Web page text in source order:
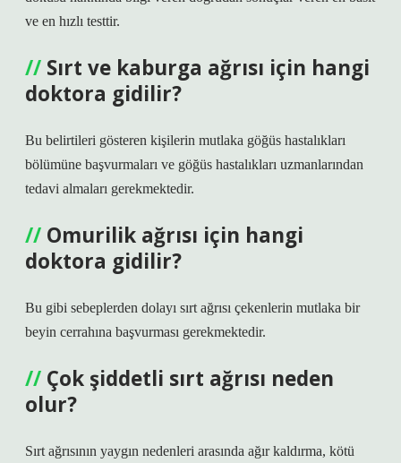
ve en hızlı testtir.
Sırt ve kaburga ağrısı için hangi
doktora gidilir?
Bu belirtileri gösteren kişilerin mutlaka göğüs hastalıkları
bölümüne başvurmaları ve göğüs hastalıkları uzmanlarından
tedavi almaları gerekmektedir.
Omurilik ağrısı için hangi
doktora gidilir?
Bu gibi sebeplerden dolayı sırt ağrısı çekenlerin mutlaka bir
beyin cerrahına başvurması gerekmektedir.
Çok şiddetli sırt ağrısı neden
olur?
Sırt ağrısının yaygın nedenleri arasında ağır kaldırma, kötü